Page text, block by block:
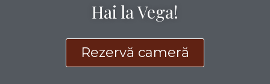
Hai la Vega!
Rezervă cameră